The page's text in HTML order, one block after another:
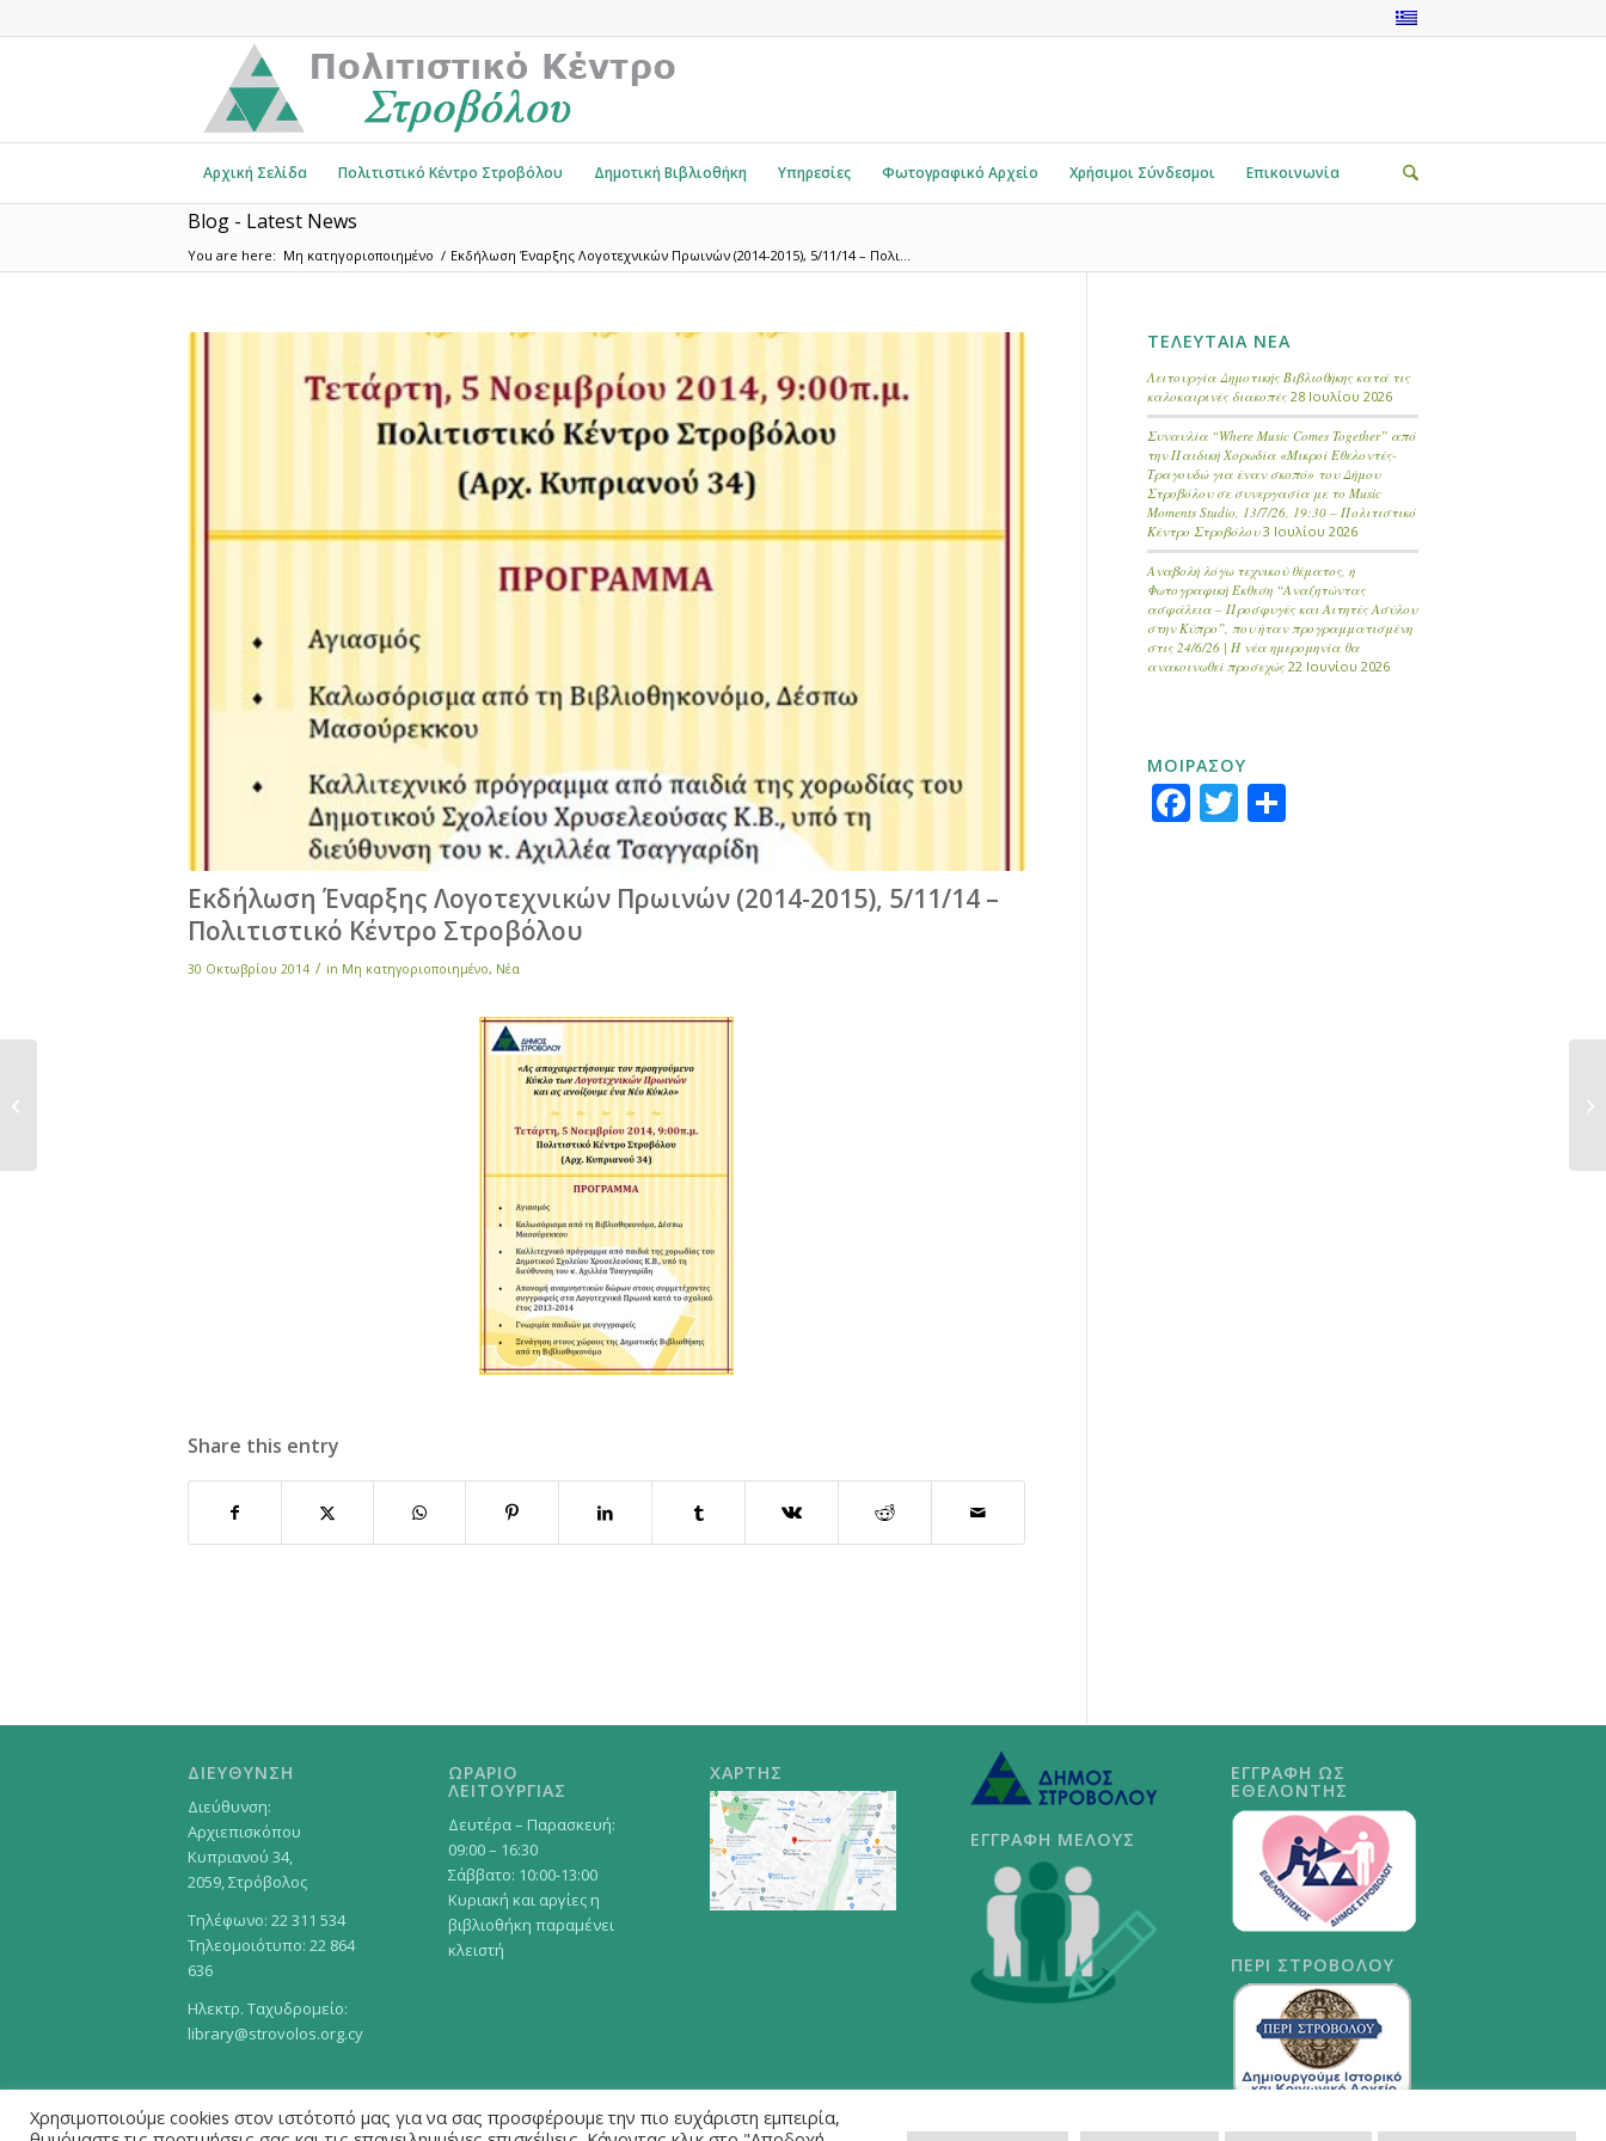
Αρχική Σελίδα Πολιτιστικό Κέντρο Στροβόλου Δημοτική Βιβλιοθήκη Υπηρεσίες Φωτογραφικό Αρχείο Χρήσιμοι Σύνδεσμοι Επικοινωνία
Blog - Latest News
You are here: Μη κατηγοριοποιημένο / Εκδήλωση Έναρξης Λογοτεχνικών Πρωινών (2014-2015), 5/11/14 – Πολι...
Εκδήλωση Έναρξης Λογοτεχνικών Πρωινών (2014-2015), 5/11/14 –
Πολιτιστικό Κέντρο Στροβόλου
30 Οκτωβρίου 2014 / in Μη κατηγοριοποιημένο, Νέα
Share this entry
ΤΕΛΕΥΤΑΙΑ ΝΕΑ
Λειτουργία Δημοτικής Βιβλιοθήκης κατά τις
καλοκαιρινές διακοπές 28 Ιουλίου 2026
Συναυλία “Where Music Comes Together” από
την Παιδική Χορωδία «Μικροί Εθελοντές-
Τραγουδώ για έναν σκοπό» του Δήμου
Στροβόλου σε συνεργασία με το Music
Moments Studio, 13/7/26, 19:30 – Πολιτιστικό
Κέντρο Στροβόλου 3 Ιουλίου 2026
Αναβολή λόγω τεχνικού θέματος, η
Φωτογραφική Έκθεση “Αναζητώντας
ασφάλεια – Προσφυγές και Αιτητές Ασύλου
στην Κύπρο”, που ήταν προγραμματισμένη
στις 24/6/26 | Η νέα ημερομηνία θα
ανακοινωθεί προσεχώς 22 Ιουνίου 2026
ΜΟΙΡΑΣΟΥ
Facebook
Twitter
Μοιραστείτε
ΔΙΕΥΘΥΝΣΗ
Διεύθυνση:
Αρχιεπισκόπου
Κυπριανού 34,
2059, Στρόβολος
Τηλέφωνο: 22 311 534
Τηλεομοιότυπο: 22 864
636
Ηλεκτρ. Ταχυδρομείο:
library@strovolos.org.cy
ΩΡΑΡΙΟ
ΛΕΙΤΟΥΡΓΙΑΣ
Δευτέρα – Παρασκευή:
09:00 – 16:30
Σάββατο: 10:00-13:00
Κυριακή και αργίες η
βιβλιοθήκη παραμένει
κλειστή
ΧΑΡΤΗΣ
ΕΓΓΡΑΦΗ ΜΕΛΟΥΣ
ΕΓΓΡΑΦΗ ΩΣ
ΕΘΕΛΟΝΤΗΣ
ΠΕΡΙ ΣΤΡΟΒΟΛΟΥ
Χρησιμοποιούμε cookies στον ιστότοπό μας για να σας προσφέρουμε την πιο ευχάριστη εμπειρία,